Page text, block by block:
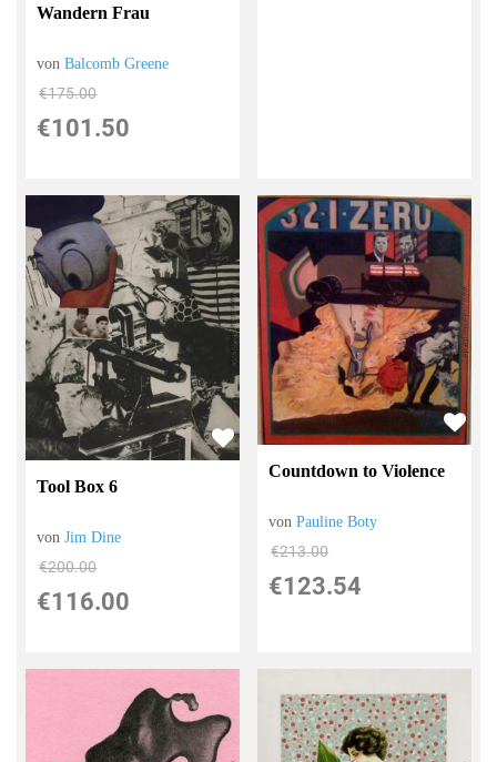
Wandern Frau
vonBalcomb Greene
€175.00
€101.50
Tool Box 6
vonJim Dine
€200.00
€116.00
Countdown to Violence
vonPauline Boty
€213.00
€123.54